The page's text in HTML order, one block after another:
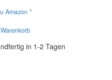
Amazon *
in 1-2 Tagen